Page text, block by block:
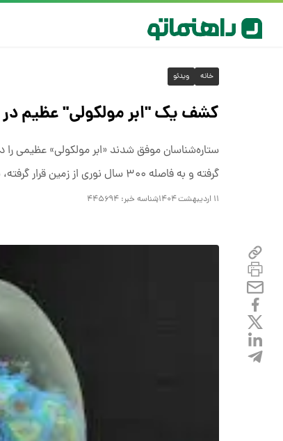
خانه ویدئو
کشف یک "ابر مولکولی" عظیم در فاصله ۳۰۰ سال نوری
ستاره‌شناسان موفق شدند «ابر مولکولی» عظیمی را
گرفته و به فاصله ۳۰۰ سال نوری از زمین قرار گرفته، به اندازه ۴۰ برابر ماه در آسمان گسترده است و ۳۴۰۰ برابر خورشید جرم دارد./ایسنا
۱۱ اردیبهشت ۱۴۰۴ شناسه خبر: ۴۴۵۶۹۴